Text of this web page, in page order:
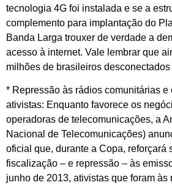
tecnologia 4G foi instalada e se a
complemento para implantação do
Banda Larga trouxer de verdade a
acesso à internet. Vale lembrar que
milhões de brasileiros desconectados
* Repressão às rádios comunitárias
ativistas: Enquanto favorece os
operadoras de telecomunicações, a
Nacional de Telecomunicações)
oficial que, durante a Copa, reforçará
fiscalização – e repressão – às
junho de 2013, ativistas que foram às